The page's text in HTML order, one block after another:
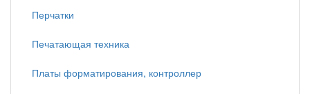
Перчатки
Печатающая техника
Платы форматирования, контроллер